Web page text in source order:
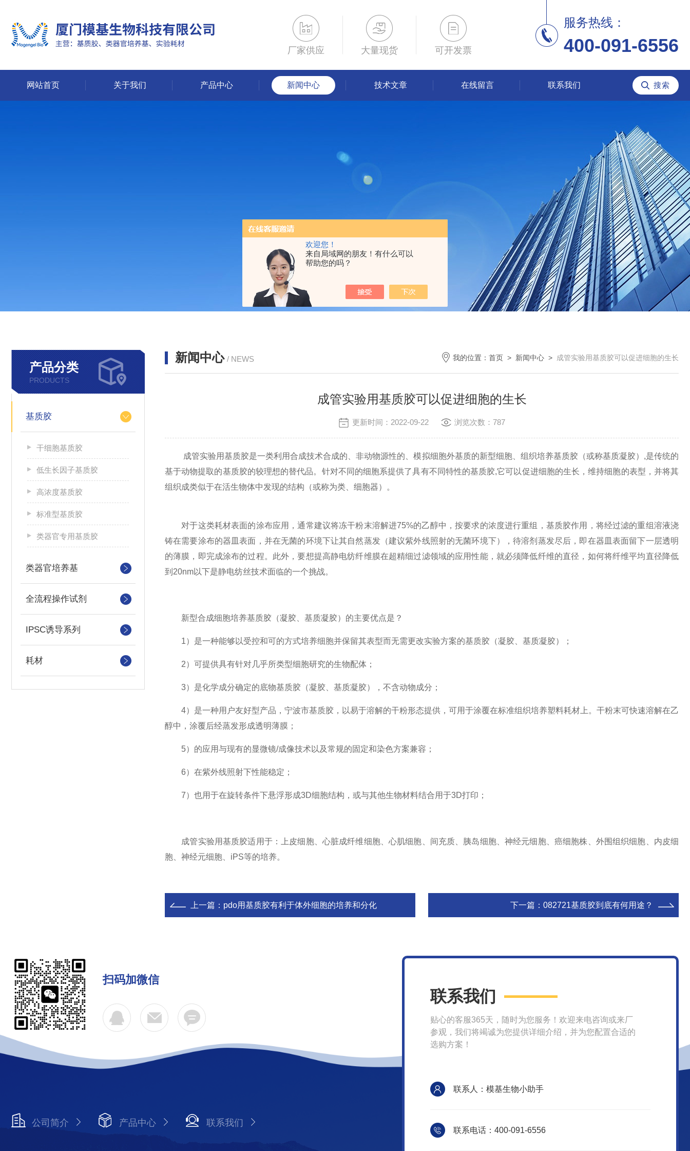
欢迎您！
来自局域网的朋友！有什么可以
帮助您的吗？
厂家供应 大量现货 可开发票
服务热线：
400-091-6556
网站首页 关于我们 产品中心 新闻中心 技术文章 在线留言 联系我们
产品分类
PRODUCTS
基质胶
干细胞基质胶
低生长因子基质胶
高浓度基质胶
标准型基质胶
类器官专用基质胶
类器官培养基
全流程操作试剂
IPSC诱导系列
耗材
新闻中心 / NEWS 我的位置： 首页 > 新闻中心 > 成管实验用基质胶可以促进细胞的生长
成管实验用基质胶可以促进细胞的生长
更新时间：2022-09-22 浏览次数：787
成管实验用基质胶是一类利用合成技术合成的、非动物源性的、模拟细胞外基质的新型细胞、组织培养基质胶（或称基质凝胶）,是传统的
基于动物提取的基质胶的较理想的替代品。针对不同的细胞系提供了具有不同特性的基质胶,它可以促进细胞的生长，维持细胞的表型，并将其
组织成类似于在活生物体中发现的结构（或称为类、细胞器）。
对于这类耗材表面的涂布应用，通常建议将冻干粉末溶解进75%的乙醇中，按要求的浓度进行重组，基质胶作用，将经过滤的重组溶液浇
铸在需要涂布的器皿表面，并在无菌的环境下让其自然蒸发（建议紫外线照射的无菌环境下），待溶剂蒸发尽后，即在器皿表面留下一层透明
的薄膜，即完成涂布的过程。此外，要想提高静电纺纤维膜在超精细过滤领域的应用性能，就必须降低纤维的直径，如何将纤维平均直径降低
到20nm以下是静电纺丝技术面临的一个挑战。
新型合成细胞培养基质胶（凝胶、基质凝胶）的主要优点是？
1）是一种能够以受控和可的方式培养细胞并保留其表型而无需更改实验方案的基质胶（凝胶、基质凝胶）；
2）可提供具有针对几乎所类型细胞研究的生物配体；
3）是化学成分确定的底物基质胶（凝胶、基质凝胶），不含动物成分；
4）是一种用户友好型产品，宁波市基质胶，以易于溶解的干粉形态提供，可用于涂覆在标准组织培养塑料耗材上。干粉末可快速溶解在乙
醇中，涂覆后经蒸发形成透明薄膜；
5）的应用与现有的显微镜/成像技术以及常规的固定和染色方案兼容；
6）在紫外线照射下性能稳定；
7）也用于在旋转条件下悬浮形成3D细胞结构，或与其他生物材料结合用于3D打印；
成管实验用基质胶适用于：上皮细胞、心脏成纤维细胞、心肌细胞、间充质、胰岛细胞、神经元细胞、癌细胞株、外围组织细胞、内皮细
胞、神经元细胞、iPS等的培养。
上一篇： pdo用基质胶有利于体外细胞的培养和分化 下一篇： 082721基质胶到底有何用途？
扫码加微信
公司简介 产品中心 联系我们
联系我们
贴心的客服365天，随时为您服务！欢迎来电咨询或来厂
参观，我们将竭诚为您提供详细介绍，并为您配置合适的
选购方案！
联系人：模基生物小助手
联系电话：400-091-6556